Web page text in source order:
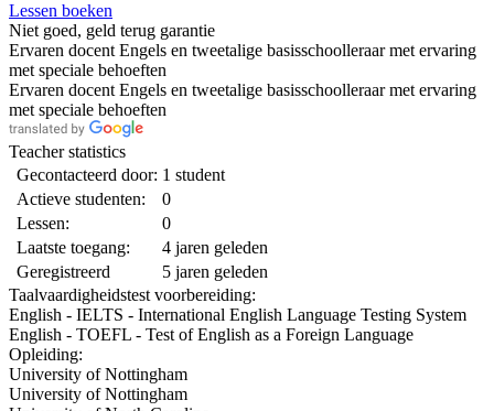
Lessen boeken
Niet goed, geld terug garantie
Ervaren docent Engels en tweetalige basisschoolleraar met ervaring
met speciale behoeften
Ervaren docent Engels en tweetalige basisschoolleraar met ervaring
met speciale behoeften
Teacher statistics
Gecontacteerd door: 1 student
Actieve studenten:
0
Lessen:
0
Laatste toegang:
4 jaren geleden
Geregistreerd
5 jaren geleden
Taalvaardigheidstest voorbereiding:
English - IELTS - International English Language Testing System
English - TOEFL - Test of English as a Foreign Language
Opleiding:
University of Nottingham
University of Nottingham